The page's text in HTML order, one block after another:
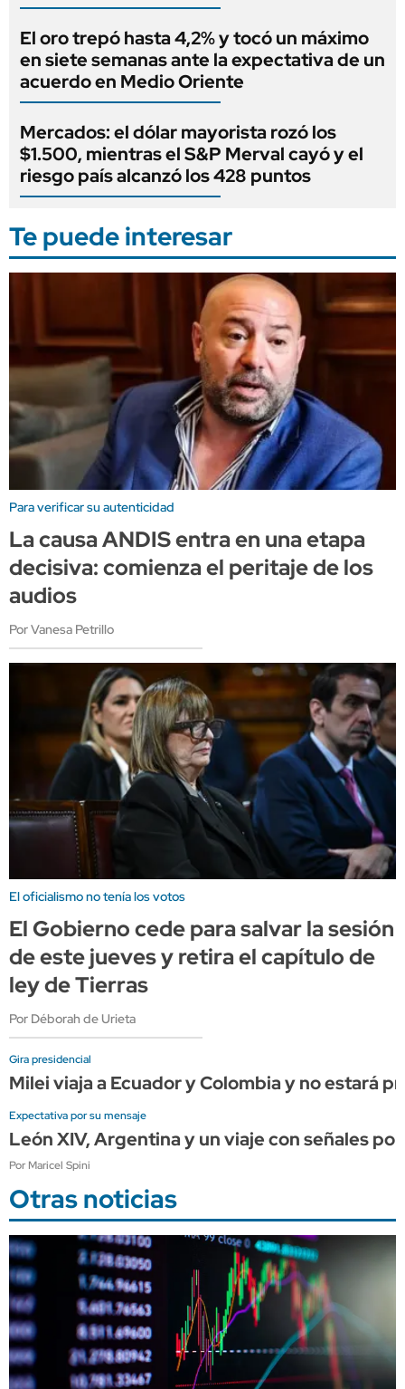
El oro trepó hasta 4,2% y tocó un máximo
en siete semanas ante la expectativa de un
acuerdo en Medio Oriente
Mercados: el dólar mayorista rozó los
$1.500, mientras el S&P Merval cayó y el
riesgo país alcanzó los 428 puntos
Te puede interesar
Para verificar su autenticidad
La causa ANDIS entra en una etapa
decisiva: comienza el peritaje de los
audios
Por Vanesa Petrillo
El oficialismo no tenía los votos
El Gobierno cede para salvar la sesión
de este jueves y retira el capítulo de
ley de Tierras
Por Déborah de Urieta
Gira presidencial
Milei viaja a Ecuador y Colombia y no estará
Expectativa por su mensaje
León XIV, Argentina y un viaje con señales
Por Maricel Spini
Otras noticias